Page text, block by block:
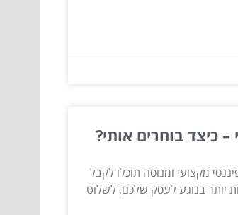
– כיצד בוחרים אותי?
מקצועי ומנוסה תוכלו לקבל
יותר בנוגע לעסק שלכם, לשלוט